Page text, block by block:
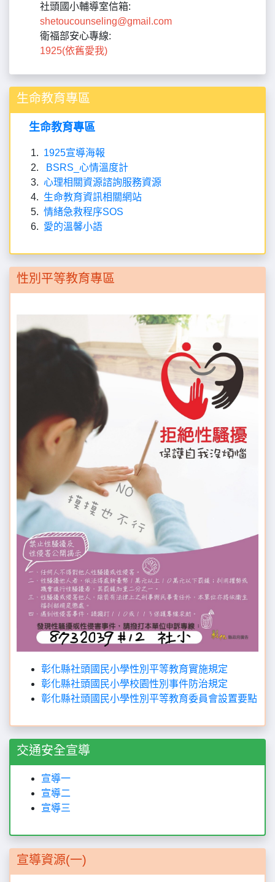
社頭國小輔導室信箱:
shetoucounseling@gmail.com
衛福部安心專線:
1925(依舊愛我)
生命教育專區
生命教育專區
1925宣導海報
BSRS_心情溫度計
心理相關資源諮詢服務資源
生命教育資訊相關網站
情緒急救程序SOS
愛的溫馨小語
性別平等教育專區
彰化縣社頭國民小學性別平等教育實施規定
彰化縣社頭國民小學校園性別事件防治規定
彰化縣社頭國民小學性別平等教育委員會設置要點
交通安全宣導
宣導一
宣導二
宣導三
宣導資源(一)